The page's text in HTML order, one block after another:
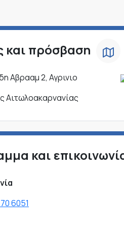
και πρόσβαση
Αβρααμ 2, Αγρινιο
Αιτωλοακαρνανίας
και
6051